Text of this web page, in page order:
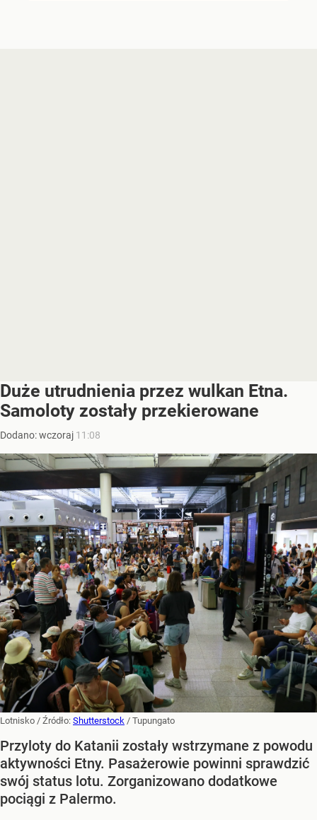
Duże utrudnienia przez wulkan Etna.
Samoloty zostały przekierowane
Dodano:wczoraj 11:08
Lotnisko / Źródło: Shutterstock / Tupungato
Przyloty do Katanii zostały wstrzymane z powodu
aktywności Etny. Pasażerowie powinni sprawdzić
swój status lotu. Zorganizowano dodatkowe
pociągi z Palermo.